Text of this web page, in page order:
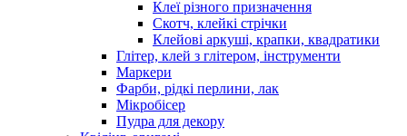
Клеї різного призначення
Скотч, клейкі стрічки
Клейові аркуші, крапки, квадратики
Глітер, клей з глітером, інструменти
Маркери
Фарби, рідкі перлини, лак
Мікробісер
Пудра для декору